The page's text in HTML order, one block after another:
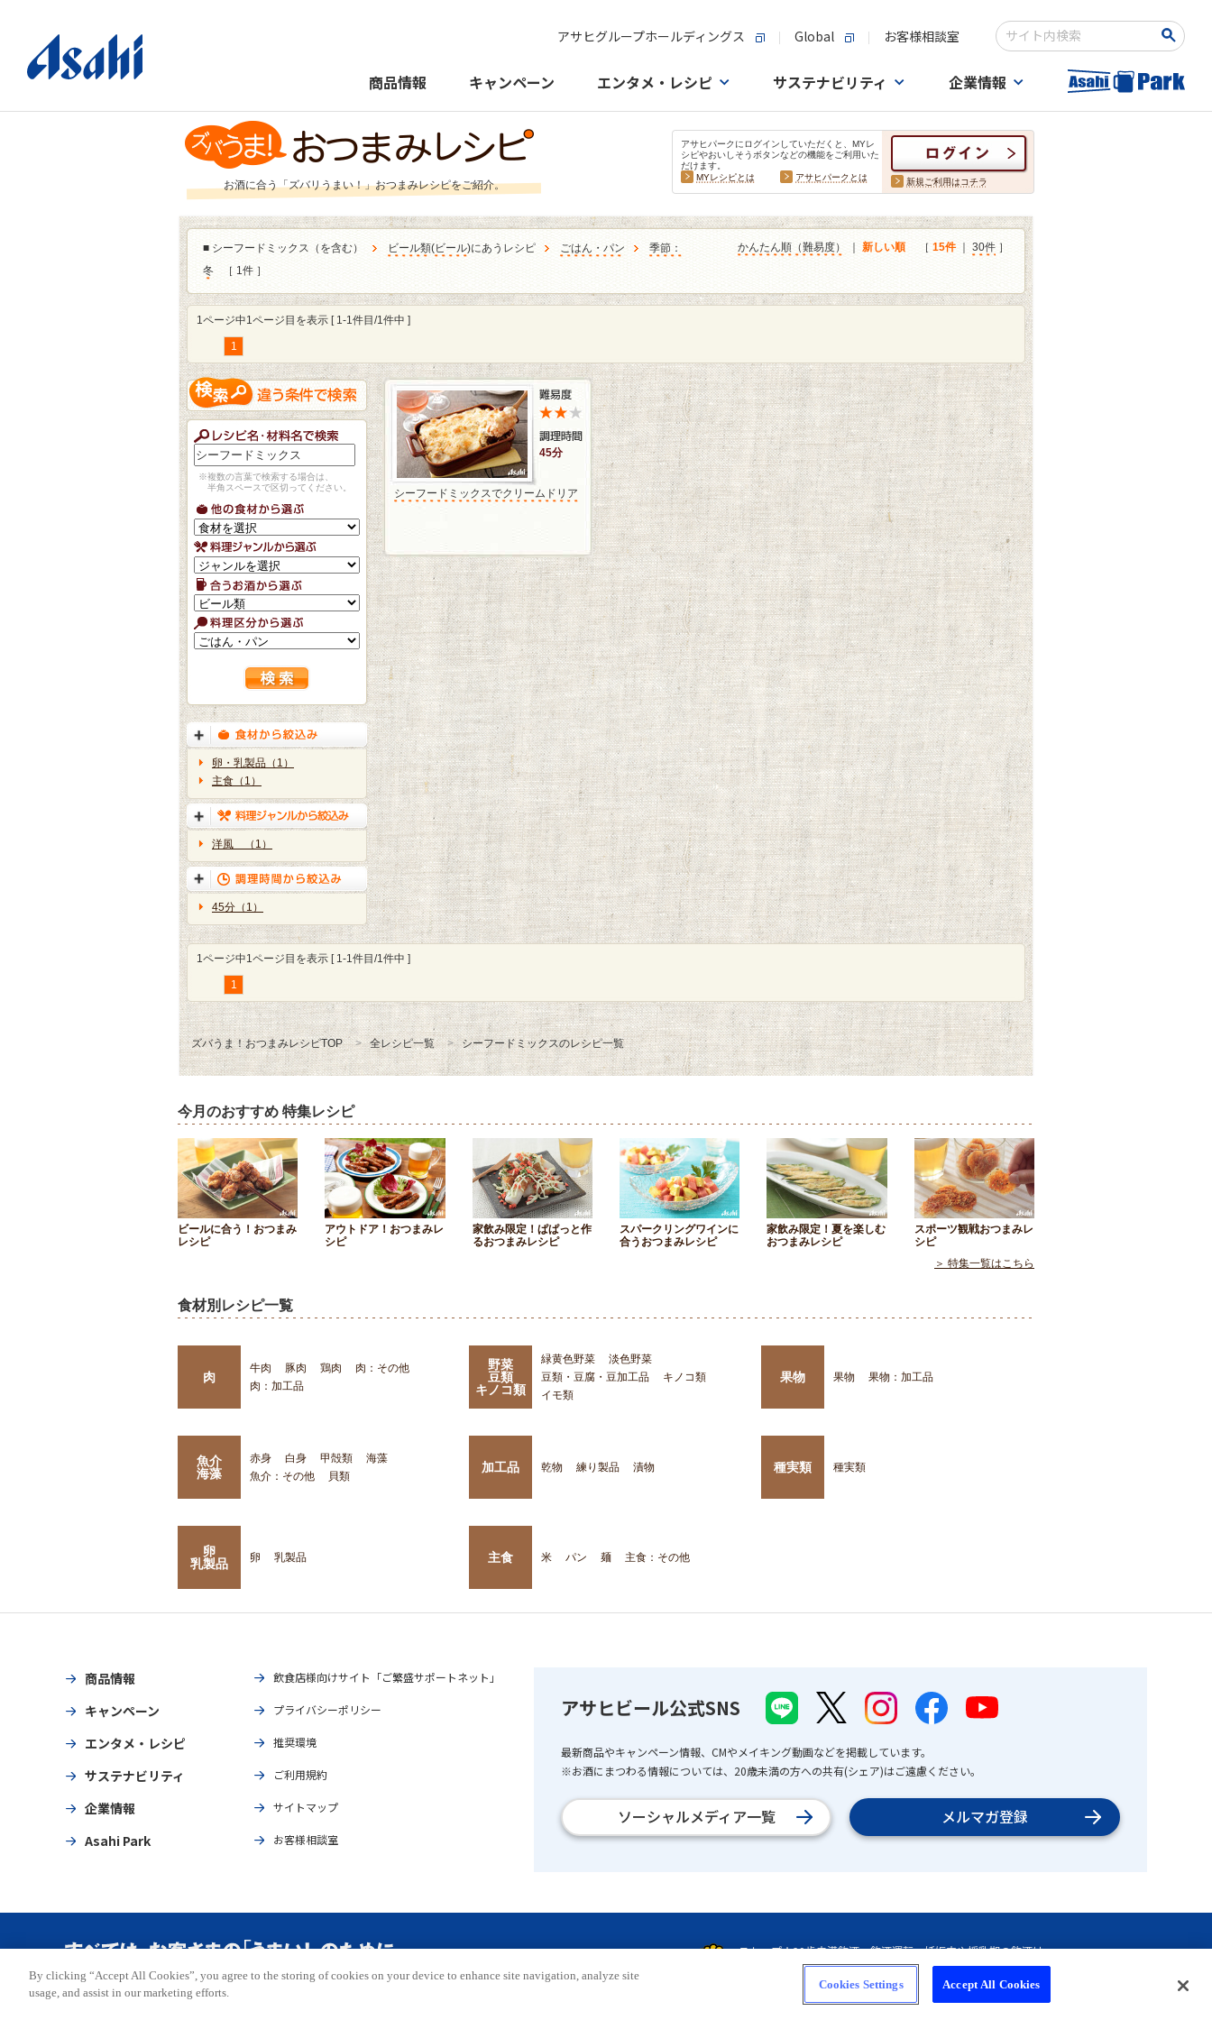
アサヒグループホールディングス Global お客様相談室
検索キーワード入力
商品情報 キャンペーン エンタメ・レシピ サステナビリティ 企業情報
お酒に合う「ズバリうまい！」おつまみレシピをご紹介。
アサヒパークにログインしていただくと、MYレ
シピやおいしそうボタンなどの機能をご利用いた
だけます。
MYレシピとは
アサヒパークとは 新規ご利用はコチラ
■ シーフードミックス（を含む） ビール類(ビール)にあうレシピ ごはん・パン
季節：
冬
［ 1件 ］
かんたん順（難易度） 新しい順 ［ 15件｜ 30件 ］
1ページ中1ページ目を表示 [ 1-1件目/1件中 ]
1
※複数の言葉で検索する場合は、
半角スペースで区切ってください。
卵・乳製品（1）
主食（1）
洋風 （1）
45分（1）
45分
シーフードミックスでクリームドリア
1ページ中1ページ目を表示 [ 1-1件目/1件中 ]
1
ズバうま！おつまみレシピTOP 全レシピ一覧 シーフードミックスのレシピ一覧
今月のおすすめ 特集レシピ
ビールに合う！おつまみ
レシピ
アウトドア！おつまみレ
シピ
家飲み限定！ぱぱっと作
るおつまみレシピ
スパークリングワインに
合うおつまみレシピ
家飲み限定！夏を楽しむ
おつまみレシピ
スポーツ観戦おつまみレ
シピ
＞ 特集一覧はこちら
食材別レシピ一覧
肉
牛肉 豚肉 鶏肉
肉：その他
肉：加工品
野菜
豆類
キノコ類
緑黄色野菜
淡色野菜
豆類・豆腐・豆加工品
キノコ類
イモ類
果物 果物 果物：加工品
魚介
海藻
赤身 白身 甲殻類
海藻
魚介：その他
貝類
加工品 乾物 練り製品 漬物 種実類 種実類
卵
乳製品
卵 乳製品 主食 米 パン 麺 主食：その他
商品情報
キャンペーン
エンタメ・レシピ
サステナビリティ
企業情報
Asahi Park
飲食店様向けサイト「ご繁盛サポートネット」
プライバシーポリシー
推奨環境
ご利用規約
サイトマップ
お客様相談室
アサヒビール公式SNS
最新商品やキャンペーン情報、CMやメイキング動画などを掲載しています。
※お酒にまつわる情報については、20歳未満の方への共有(シェア)はご遠慮ください。
ソーシャルメディア一覧 メルマガ登録
Copyright © ASAHI BREWERIES, LTD. All rights reserved.
By clicking “Accept All Cookies”, you agree to the storing of cookies on your device to enhance site navigation, analyze site
usage, and assist in our marketing efforts.
Cookies Settings Accept All Cookies